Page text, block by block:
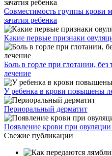
Совместимость группы
зачатия ребенка
Какие первые признаки
Боль в горле при глотании,
лечение
У ребенка в крови повышены
Периоральный дерматит
Появление крови при
Свежие публикации